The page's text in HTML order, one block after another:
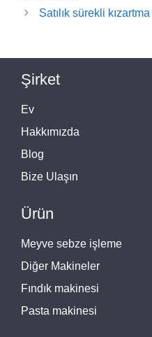
Satılık sürekli
Şirket
Ev
Hakkımızda
Blog
Bize Ulaşın
Ürün
Meyve sebze işleme
Diğer Makineler
Fındık makinesi
Pasta makinesi